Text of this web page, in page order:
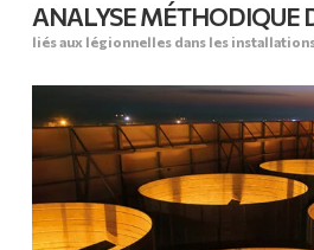
ANALYSE MÉTHODIQUE
liés aux légionnelles dans les